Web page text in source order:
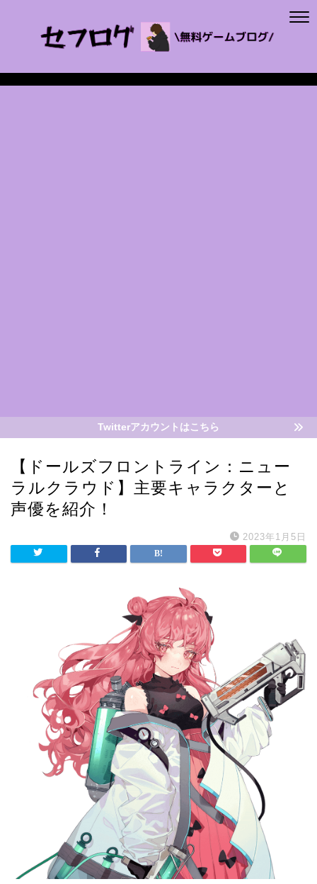
Twitterアカウントはこちら
【ドールズフロントライン：ニュー
ラルクラウド】主要キャラクターと
声優を紹介！
2023年1月5日